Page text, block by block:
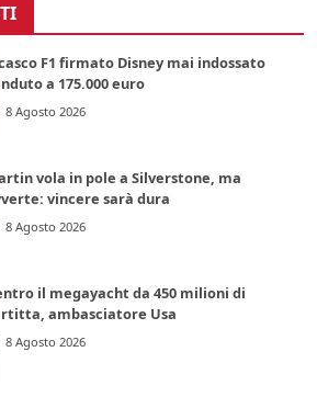
F1 firmato Disney mai indossato
a 175.000 euro
8 Agosto 2026
vola in pole a Silverstone, ma
vincere sarà dura
8 Agosto 2026
il megayacht da 450 milioni di
ambasciatore Usa
8 Agosto 2026